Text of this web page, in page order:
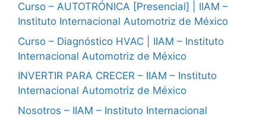
Curso – AUTOTRÓNICA [Presencial] | IIAM –
Instituto Internacional Automotriz de México
Curso – Diagnóstico HVAC | IIAM – Instituto
Internacional Automotriz de México
INVERTIR PARA CRECER – IIAM – Instituto
Internacional Automotriz de México
Nosotros – IIAM – Instituto Internacional